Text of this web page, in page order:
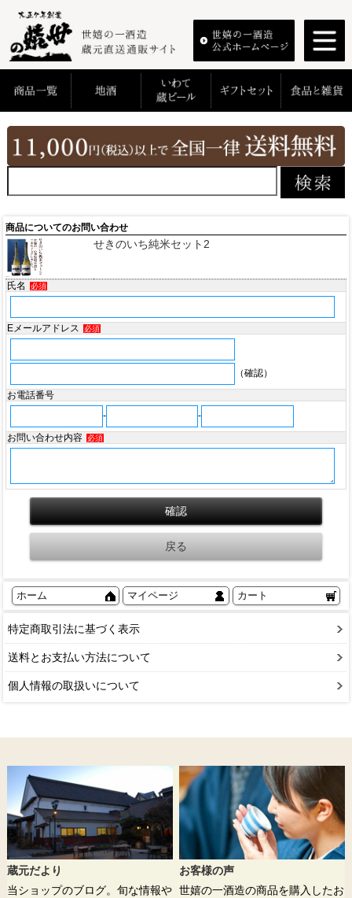
商品についてのお問い合わせ
せきのいち純米セット2
氏名 必須
Eメールアドレス 必須
（確認）
お電話番号
- -
お問い合わせ内容 必須
ホーム マイページ カート
特定商取引法に基づく表示
送料とお支払い方法について
個人情報の取扱いについて
蔵元だより
当ショップのブログ。旬な情報や
お客様の声
世嬉の一酒造の商品を購入したお